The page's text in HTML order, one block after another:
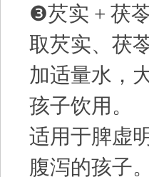
❸芡实 + 茯
取芡实、茯
加适量水，
孩子饮用。
适用于脾虚
腹泻的孩子